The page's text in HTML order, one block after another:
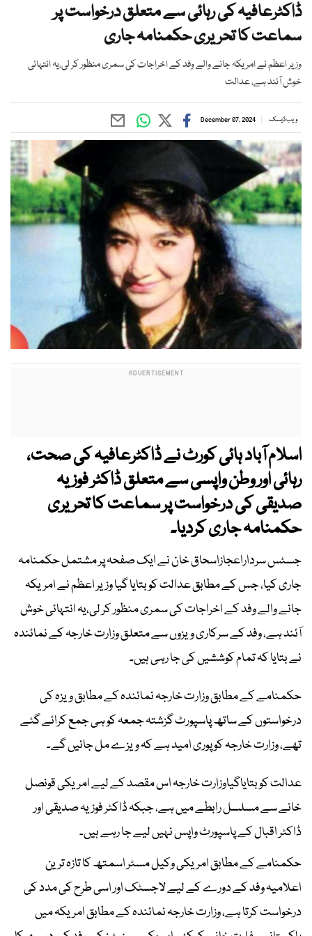
ڈاکٹرعافیہ کی رہائی سے متعلق درخواست پر
سماعت کا تحریری حکمنامہ جاری
وزیر اعظم نے امریکہ جانے والے وفد کے اخراجات کی سمری منظور کر لی،یہ انتہائی
خوش آئند ہے، عدالت
ویب ڈیسک December 07, 2024
اسلام آباد ہائی کورٹ نے ڈاکٹرعافیہ کی صحت،
رہائی اور وطن واپسی سے متعلق ڈاکٹر فوزیہ
صدیقی کی درخواست پر سماعت کا تحریری
حکمنامہ جاری کردیا۔
جسٹس سرداراعجازاسحاق خان نے ایک صفحہ پر مشتمل حکمنامہ
جاری کیا، جس کے مطابق عدالت کو بتایا گیا وزیر اعظم نے امریکہ
جانے والے وفد کے اخراجات کی سمری منظور کر لی،یہ انتہائی خوش
آئند ہے، وفد کے سرکاری ویزوں سے متعلق وزارت خارجہ کے نمائندہ
نے بتایا کہ تمام کوششیں کی جا رہی ہیں۔
حکمنامے کے مطابق وزارت خارجہ نمائندہ کے مطابق ویزہ کی
درخواستوں کے ساتھ پاسپورٹ گزشتہ جمعہ کو ہی جمع کرائے گئے
تھے، وزارت خارجہ کو پوری امید ہے کہ ویزے مل جائیں گے۔
عدالت کو بتایاگیاوزارت خارجہ اس مقصد کے لیے امریکی قونصل
خانے سے مسلسل رابطے میں ہے، جبکہ ڈاکٹر فوزیہ صدیقی اور
ڈاکٹر اقبال کے پاسپورٹ واپس نہیں لیے جا رہے ہیں۔
حکمنامے کے مطابق امریکی وکیل مسٹر اسمتھ کا تازہ ترین
اعلامیہ وفد کے دورے کے لیے لاجسٹک اور اسی طرح کی مدد کی
درخواست کرتا ہے، وزارت خارجہ نمائندہ کے مطابق امریکہ میں